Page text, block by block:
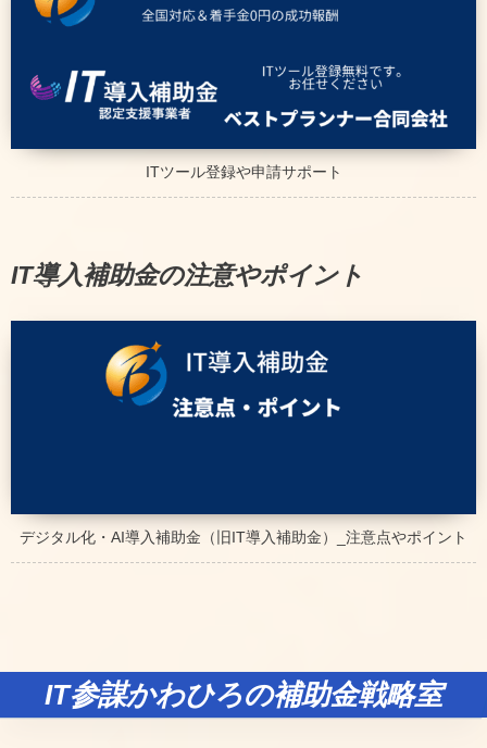
ITツール登録や申請サポート
IT導入補助金の注意やポイント
デジタル化・AI導入補助金（旧IT導入補助金）_注意点やポイント
IT参謀かわひろの補助金戦略室